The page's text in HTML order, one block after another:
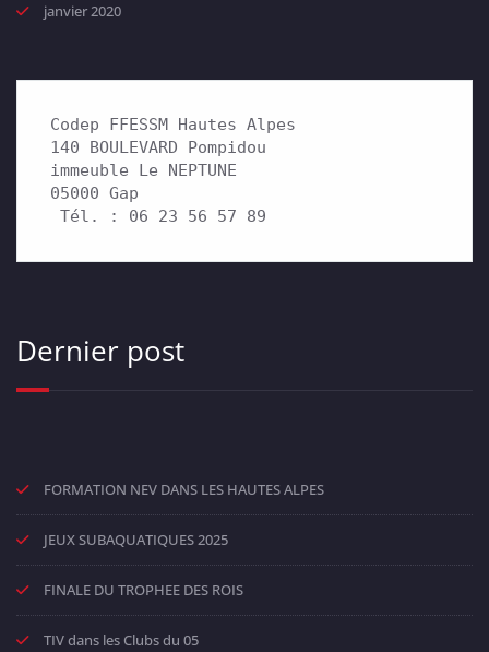
janvier 2020
Codep FFESSM Hautes Alpes
140 BOULEVARD Pompidou
immeuble Le NEPTUNE
05000 Gap
Tél. : 06 23 56 57 89
Dernier post
FORMATION NEV DANS LES HAUTES ALPES
JEUX SUBAQUATIQUES 2025
FINALE DU TROPHEE DES ROIS
TIV dans les Clubs du 05